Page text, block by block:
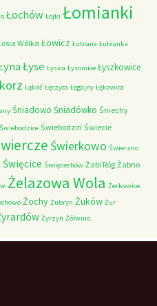
Łochów Łojki Łomianki
Wólka Łowicz Łubiana Łubianka
Łyse Łysica Łysomice Łyszkowice
Łąkoć Łęczyca Łęgajny Łękawica
Śniadowo Śniadówko Śniechy
Świebodzice Świebodzin Świecie
Świerkowo Świerzno
Święcice Święciechów Żabi Róg Żabno
Żelazowa Wola Żerkowice
Żochy Żubryn Żuków Żur
Żyrzyn Żółwino